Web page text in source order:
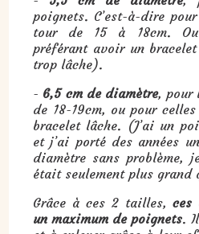
poignets. C’est-à-dire
tour de 15 à 18cm.
préférant avoir un
trop lâche).
- 6,5 cm de diamètre, pour
de 18-19cm, ou pour
bracelet lâche. (J’ai un
et j’ai porté des années
diamètre sans problème,
était seulement plus grand
Grâce à ces 2 tailles,ces
un maximum de poignets.